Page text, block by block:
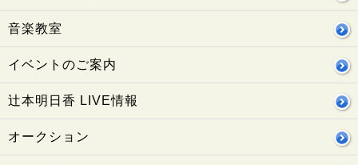
音楽教室
イベントのご案内
辻本明日香 LIVE情報
オークション